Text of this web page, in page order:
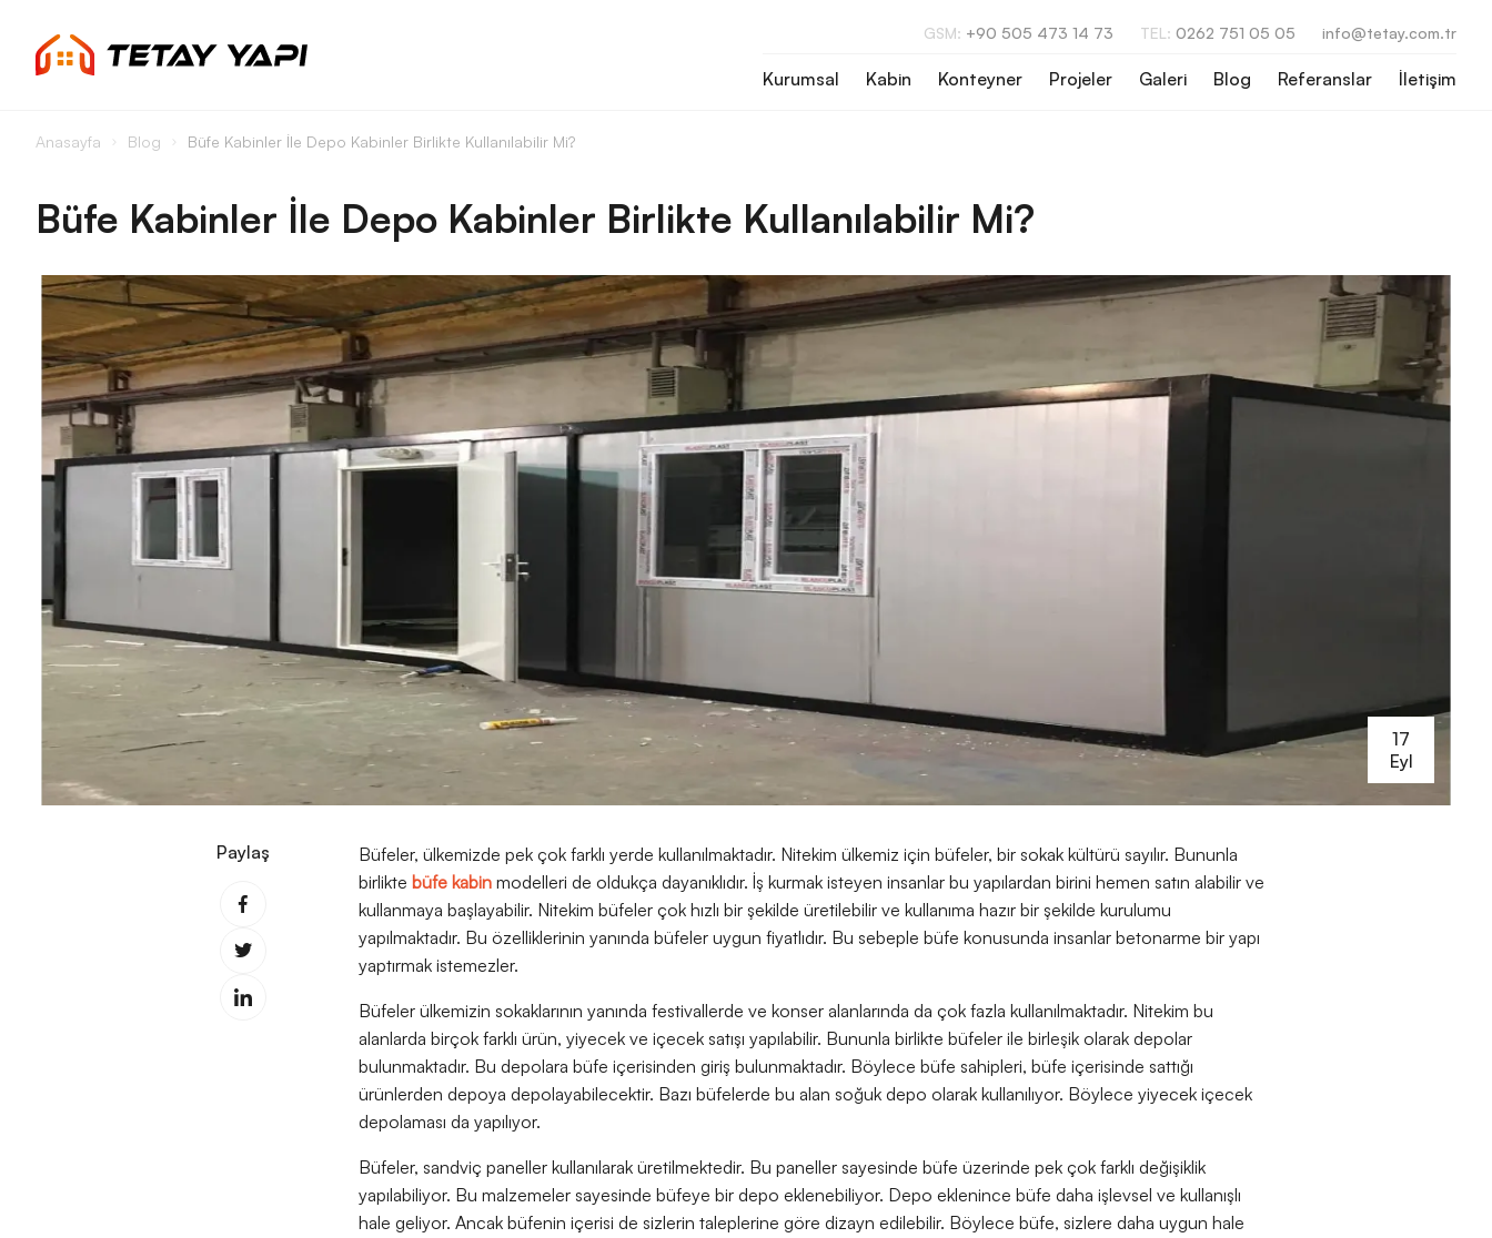
GSM: +90 505 473 14 73 TEL: 0262 751 05 05 info@tetay.com.tr
Kurumsal Kabin Konteyner Projeler Galeri Blog Referanslar İletişim
Anasayfa Blog Büfe Kabinler İle Depo Kabinler Birlikte Kullanılabilir Mi?
Büfe Kabinler İle Depo Kabinler Birlikte Kullanılabilir Mi?
17
Eyl
Paylaş
Büfeler, ülkemizde pek çok farklı yerde kullanılmaktadır. Nitekim ülkemiz için büfeler, bir sokak kültürü sayılır. Bununla
birlikte büfe kabinmodelleri de oldukça dayanıklıdır. İş kurmak isteyen insanlar bu yapılardan birini hemen satın alabilir ve
kullanmaya başlayabilir. Nitekim büfeler çok hızlı bir şekilde üretilebilir ve kullanıma hazır bir şekilde kurulumu
yapılmaktadır. Bu özelliklerinin yanında büfeler uygun fiyatlıdır. Bu sebeple büfe konusunda insanlar betonarme bir yapı
yaptırmak istemezler.
Büfeler ülkemizin sokaklarının yanında festivallerde ve konser alanlarında da çok fazla kullanılmaktadır. Nitekim bu
alanlarda birçok farklı ürün, yiyecek ve içecek satışı yapılabilir. Bununla birlikte büfeler ile birleşik olarak depolar
bulunmaktadır. Bu depolara büfe içerisinden giriş bulunmaktadır. Böylece büfe sahipleri, büfe içerisinde sattığı
ürünlerden depoya depolayabilecektir. Bazı büfelerde bu alan soğuk depo olarak kullanılıyor. Böylece yiyecek içecek
depolaması da yapılıyor.
Büfeler, sandviç paneller kullanılarak üretilmektedir. Bu paneller sayesinde büfe üzerinde pek çok farklı değişiklik
yapılabiliyor. Bu malzemeler sayesinde büfeye bir depo eklenebiliyor. Depo eklenince büfe daha işlevsel ve kullanışlı
hale geliyor. Ancak büfenin içerisi de sizlerin taleplerine göre dizayn edilebilir. Böylece büfe, sizlere daha uygun hale